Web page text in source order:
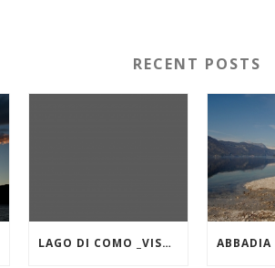
RECENT POSTS
LAGO DI COMO _VISTA DA VARENNA